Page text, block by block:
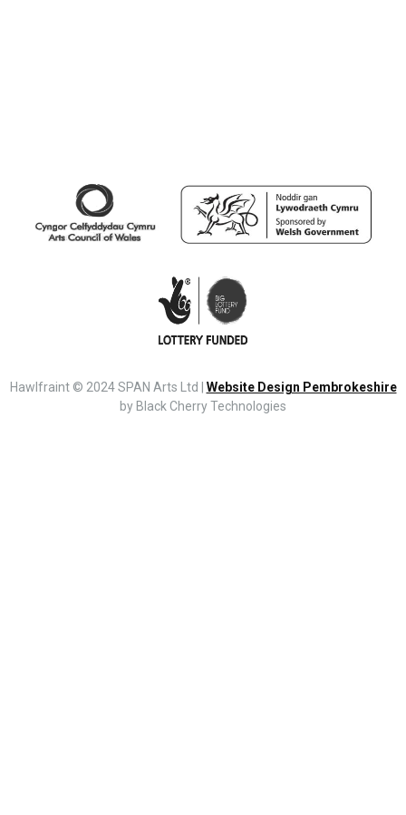
Hawlfraint © 2024 SPAN Arts Ltd | Website Design Pembrokeshire
by Black Cherry Technologies